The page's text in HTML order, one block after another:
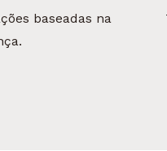
baseadas na